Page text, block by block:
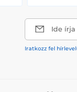
Ide
Iratkozz fel